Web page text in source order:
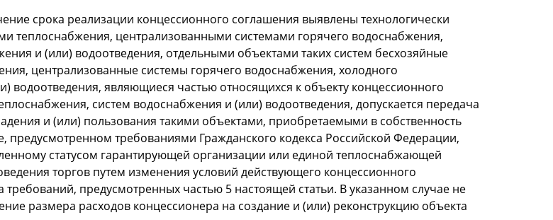
срока реализации концессионного соглашения выявлены технологически
теплоснабжения, централизованными системами горячего водоснабжения,
и (или) водоотведения, отдельными объектами таких систем бесхозяйные
централизованные системы горячего водоснабжения, холодного
водоотведения, являющиеся частью относящихся к объекту концессионного
систем водоснабжения и (или) водоотведения, допускается передача
и (или) пользования такими объектами, приобретаемыми в собственность
предусмотренном требованиями Гражданского кодекса Российской Федерации,
статусом гарантирующей организации или единой теплоснабжающей
торгов путем изменения условий действующего концессионного
требований, предусмотренных частью 5 настоящей статьи. В указанном случае не
размера расходов концессионера на создание и (или) реконструкцию объекта